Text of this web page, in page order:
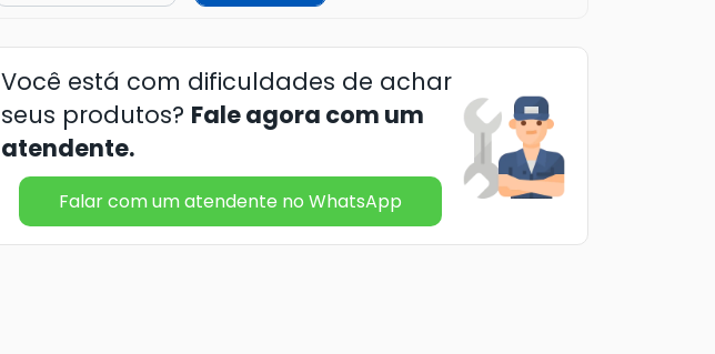
Você está com dificuldades de achar
seus produtos? Fale agora com um
atendente.
Falar com um atendente no WhatsApp